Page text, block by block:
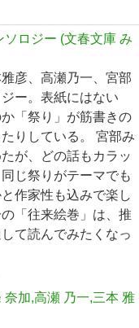
ロジー (文春文庫 み
彦、高瀬乃一、宮部
ー。表紙にはない
「祭り」が筋書きの
りしている。 宮部み
が、どの話もカラッ
じ祭りがテーマでも
作家性も込みで楽し
「往来絵巻」は、推
て読んでみたくなっ
加,高瀬 乃一,三本 雅